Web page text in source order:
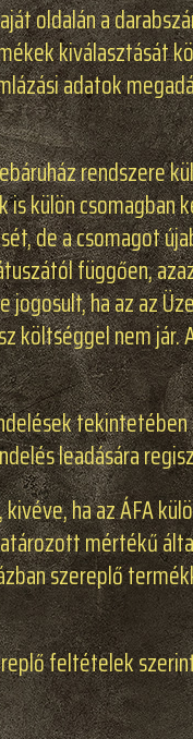
oldalán a
kiválasztását
adatok
rendszere
külön csomagban
de a csomagot
függően,
ha az az
költséggel nem
leadására
ha az ÁFA
mértékű
szereplő
feltételek